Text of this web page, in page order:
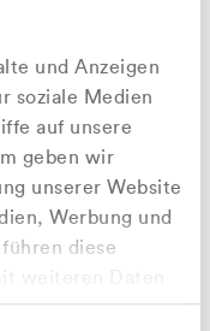
und Anzeigen
soziale Medien
auf unsere
geben wir
unserer Website
Werbung und
diese
haben oder